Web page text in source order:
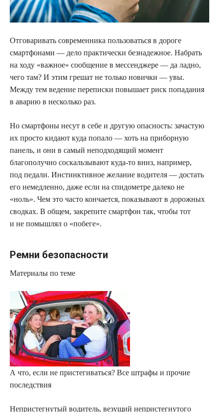
Отговаривать современника пользоваться в дороге
смартфонами — дело практически безнадежное. Набрать
на ходу «важное» сообщение в мессенджере — да ладно,
чего там? И этим грешат не только новички — увы.
Между тем ведение переписки повышает риск попадания
в аварию в несколько раз.
Но смартфоны несут в себе и другую опасность: зачастую
их просто кидают куда попало — хоть на приборную
панель, и они в самый неподходящий момент
благополучно соскальзывают куда-то вниз, например,
под педали. Инстинктивное желание водителя — достать
его немедленно, даже если на спидометре далеко не
«ноль». Чем это часто кончается, показывают в дорожных
сводках. В общем, закрепите смартфон так, чтобы тот
и не помышлял о «побеге».
Ремни безопасности
Материалы по теме
А что, если не пристегиваться? Все штрафы и прочие
последствия
Непристегнутый водитель, везущий непристегнутого